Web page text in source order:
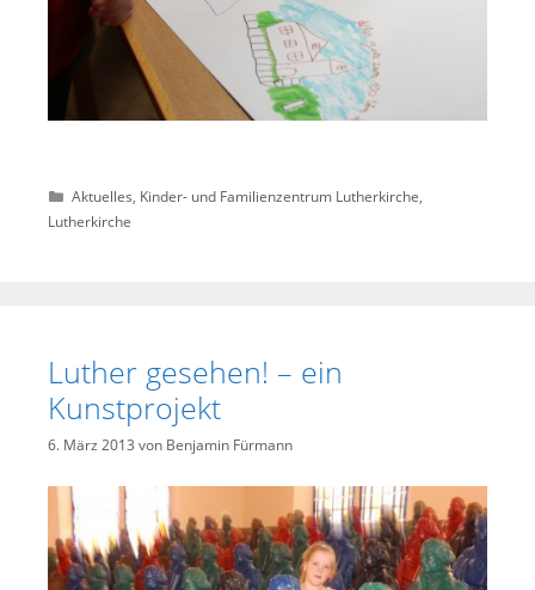
Kategorien
Aktuelles, Kinder- und Familienzentrum Lutherkirche,
Lutherkirche
Luther gesehen! – ein
Kunstprojekt
6. März 2013 von Benjamin Fürmann